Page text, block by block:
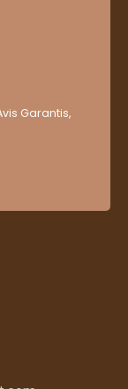
Garantis,